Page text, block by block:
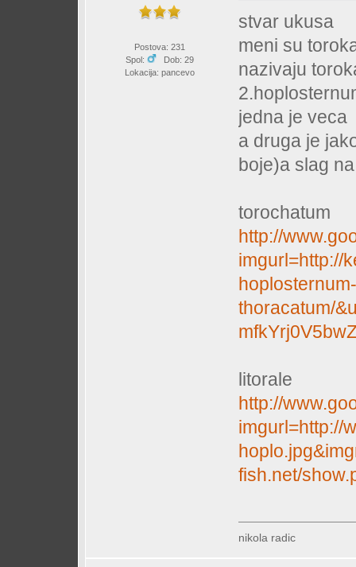
Postova: 231
Spol:
Dob: 29
Lokacija: pancevo
stvar ukusa
meni su
nazivaju
jedna je veca
a druga je
boje)a slag
torochatum
http://
imgurl=http://
hoplosternum-
thoracatum/
litorale
http://
imgurl=http://
fish.net/
nikola radic